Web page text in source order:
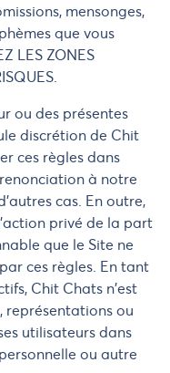
mensonges,
que vous
LES ZONES
ou des présentes
discrétion de Chit
ces règles dans
à notre
cas. En outre,
privé de la part
que le Site ne
ces règles. En tant
Chit Chats n'est
représentations ou
utilisateurs dans
ou autre